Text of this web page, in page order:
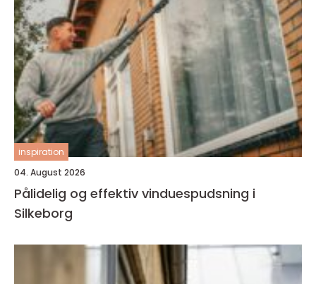
inspiration
04. August 2026
Pålidelig og effektiv vinduespudsning i
Silkeborg